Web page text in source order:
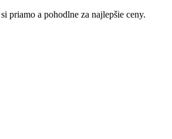
priamo a pohodlne za najlepšie ceny.